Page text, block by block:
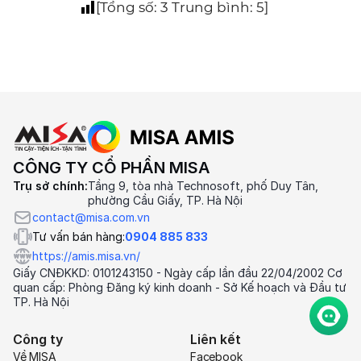
[Tổng số: 3 Trung bình: 5]
CÔNG TY CỔ PHẦN MISA
Trụ sở chính:Tầng 9, tòa nhà Technosoft, phố Duy Tân,
phường Cầu Giấy, TP. Hà Nội
contact@misa.com.vn
Tư vấn bán hàng:0904 885 833
https://amis.misa.vn/
Giấy CNĐKKD: 0101243150 - Ngày cấp lần đầu 22/04/2002 Cơ
quan cấp: Phòng Đăng ký kinh doanh - Sở Kế hoạch và Đầu tư
TP. Hà Nội
Công ty
Về MISA
Liên kết
Facebook